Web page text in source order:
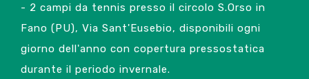
- 2 campi da tennis presso il circolo S.Orso in
Fano (PU), Via Sant'Eusebio, disponibili ogni
giorno dell'anno con copertura pressostatica
durante il periodo invernale.